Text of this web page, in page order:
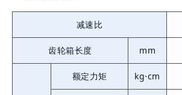
减速比
齿轮箱长度 mm
额定力矩 kg⋅cm